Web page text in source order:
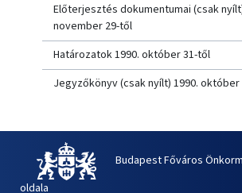
Előterjesztés dokumentumai (csak
november 29-től
Határozatok 1990. október 31-től
Jegyzőkönyv (csak nyílt) 1990.
Budapest Főváros
oldala